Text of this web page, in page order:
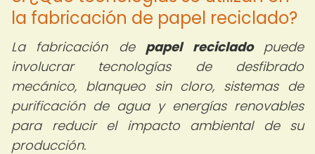
la fabricación de papel reciclado?
La fabricación de papel recicladopuede
involucrar tecnologías de desfibrado
mecánico, blanqueo sin cloro, sistemas de
purificación de agua y energías renovables
para reducir el impacto ambiental de su
producción.